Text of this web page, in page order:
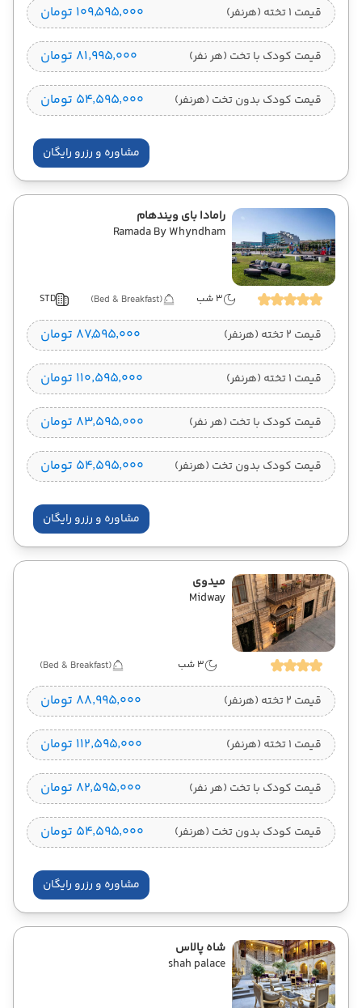
قیمت 1 تخته (هرنفر) ۱۰۹٬۵۹۵٬۰۰۰ تومان
قیمت کودک با تخت (هر نفر) ۸۱٬۹۹۵٬۰۰۰ تومان
قیمت کودک بدون تخت (هرنفر) ۵۴٬۵۹۵٬۰۰۰ تومان
مشاوره و رزرو رایگان
رامادا بای ویندهام
Ramada By Whyndham
3 شب (Bed & Breakfast)
STD
قیمت 2 تخته (هرنفر) ۸۷٬۵۹۵٬۰۰۰ تومان
قیمت 1 تخته (هرنفر) ۱۱۰٬۵۹۵٬۰۰۰ تومان
قیمت کودک با تخت (هر نفر) ۸۳٬۵۹۵٬۰۰۰ تومان
قیمت کودک بدون تخت (هرنفر) ۵۴٬۵۹۵٬۰۰۰ تومان
مشاوره و رزرو رایگان
میدوی
Midway
3 شب (Bed & Breakfast)
قیمت 2 تخته (هرنفر) ۸۸٬۹۹۵٬۰۰۰ تومان
قیمت 1 تخته (هرنفر) ۱۱۲٬۵۹۵٬۰۰۰ تومان
قیمت کودک با تخت (هر نفر) ۸۲٬۵۹۵٬۰۰۰ تومان
قیمت کودک بدون تخت (هرنفر) ۵۴٬۵۹۵٬۰۰۰ تومان
مشاوره و رزرو رایگان
شاه پالاس
shah palace